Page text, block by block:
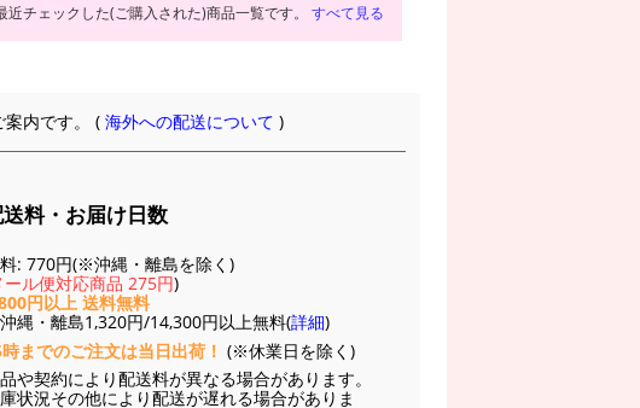
近チェックした(ご購入された)商品一覧です。 すべて見る
案内です。 (海外への配送について )
料・お届け日数
: 770円(※沖縄・離島を除く)
ール便対応商品 275円)
円以上 送料無料
縄・離島1,320円/14,300円以上無料(詳細)
までのご注文は当日出荷！ (※休業日を除く)
や契約により配送料が異なる場合があります。
状況その他により配送が遅れる場合がありま